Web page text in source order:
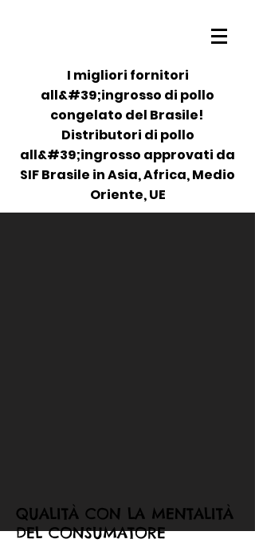
I migliori fornitori
all&#39;ingrosso di pollo
congelato del Brasile!
Distributori di pollo
all&#39;ingrosso approvati da
SIF Brasile in Asia, Africa, Medio
Oriente, UE
QUALITÀ CON LA MENTALITÀ
DEL CONSUMATORE